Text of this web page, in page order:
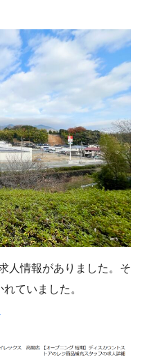
人情報がありました。そ
ていました。